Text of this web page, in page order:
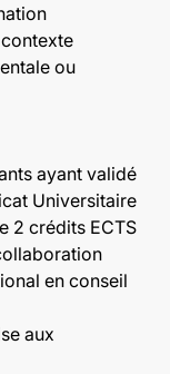
ou
ayant validé
Universitaire
2 crédits ECTS
en conseil
aux